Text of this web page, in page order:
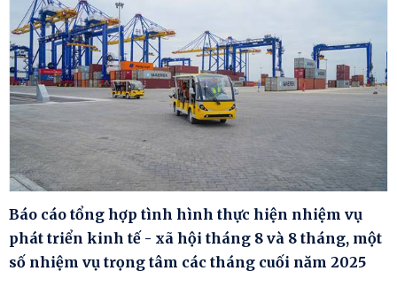
Báo cáo tổng hợp tình hình thực hiện nhiệm vụ
phát triển kinh tế - xã hội tháng 8 và 8 tháng, một
số nhiệm vụ trọng tâm các tháng cuối năm 2025